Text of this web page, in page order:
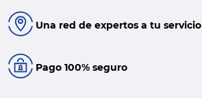
Una red de expertos a tu servicio
Pago 100% seguro